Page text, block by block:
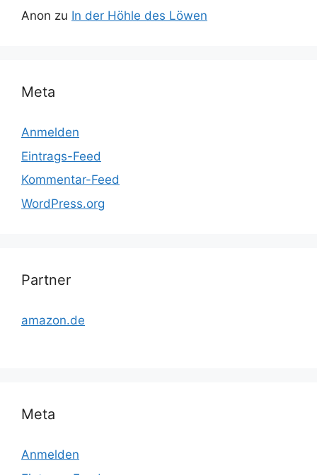
Anon zu In der Höhle des Löwen
Meta
Anmelden
Eintrags-Feed
Kommentar-Feed
WordPress.org
Partner
amazon.de
Meta
Anmelden